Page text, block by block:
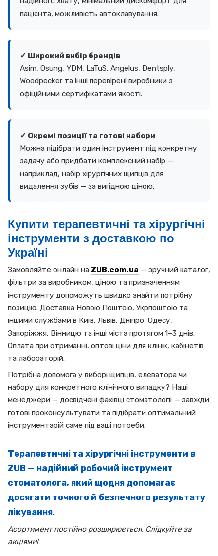
пацієнта, можливість автоклавування.
✓ Широкий вибір брендів
Asim, Osung, YDM, LaTuS, Angelus, Dentsply,
Woodpecker та інші перевірені виробники з
офіційними сертифікатами якості.
✓ Окремі позиції та готові набори
Можна підібрати один інструмент під конкретну
задачу або придбати комплексний набір —
наприклад, набір хірургічних щипців для
видалення зубів — за вигідною ціною.
Купити терапевтичні та хірургічні
інструменти з доставкою по
Україні
Замовляйте онлайн на ZUB.com.ua — зручний каталог,
фільтри за виробником, ціною та призначенням
інструменту допоможуть швидко знайти потрібну
позицію. Доставка Новою Поштою, Укрпоштою та
іншими службами в Київ, Львів, Дніпро, Одесу,
Запоріжжя, Вінницю та інші міста протягом 1–3 днів.
Оплата при отриманні, оптові ціни для клінік, кабінетів
та лабораторій.
Потрібна допомога у виборі щипців, елеватора чи
набору для конкретного клінічного випадку? Наші
менеджери — досвідчені фахівці стоматології — завжди
готові проконсультувати та підібрати оптимальний
інструментарій саме під ваші потреби.
Терапевтичні та хірургічні інструменти в
ZUB — надійний робочий інструмент
стоматолога, який щодня допомагає
досягати точного й безпечного результату
лікування.
Асортимент постійно розширюється. Слідкуйте за
акціями!